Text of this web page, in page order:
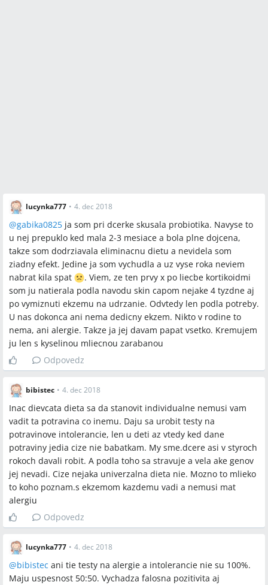
lucynka777 • 4. dec 2018
@gabika0825 ja som pri dcerke skusala probiotika. Navyse to
u nej prepuklo ked mala 2-3 mesiace a bola plne dojcena,
takze som dodrziavala eliminacnu dietu a nevidela som
ziadny efekt. Jedine ja som vychudla a uz vyse roka neviem
nabrat kila spat
️. Viem, ze ten prvy x po liecbe kortikoidmi
som ju natierala podla navodu skin capom nejake 4 tyzdne aj
po vymiznuti ekzemu na udrzanie. Odvtedy len podla potreby.
U nas dokonca ani nema dedicny ekzem. Nikto v rodine to
nema, ani alergie. Takze ja jej davam papat vsetko. Kremujem
ju len s kyselinou mliecnou zarabanou
Odpovedz
bibistec • 4. dec 2018
Inac dievcata dieta sa da stanovit individualne nemusi vam
vadit ta potravina co inemu. Daju sa urobit testy na
potravinove intolerancie, len u deti az vtedy ked dane
potraviny jedia cize nie babatkam. My sme.dcere asi v styroch
rokoch davali robit. A podla toho sa stravuje a vela ake genov
jej nevadi. Cize nejaka univerzalna dieta nie. Mozno to mlieko
to koho poznam.s ekzemom kazdemu vadi a nemusi mat
alergiu
Odpovedz
lucynka777 • 4. dec 2018
@bibistec ani tie testy na alergie a intolerancie nie su 100%.
Maju uspesnost 50:50. Vychadza falosna pozitivita aj